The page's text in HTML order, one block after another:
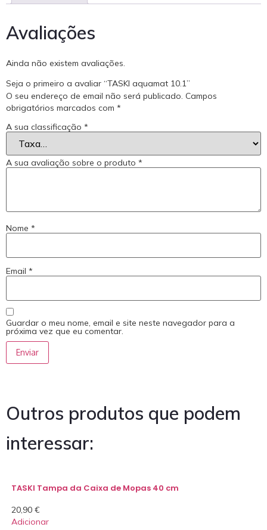
Avaliações
Ainda não existem avaliações.
Seja o primeiro a avaliar “TASKI aquamat 10.1”
O seu endereço de email não será publicado. Campos
obrigatórios marcados com *
A sua classificação *
A sua avaliação sobre o produto *
Nome *
Email *
Guardar o meu nome, email e site neste navegador para a
próxima vez que eu comentar.
Outros produtos que podem
interessar:
TASKI Tampa da Caixa de Mopas 40 cm
20,90 €
Adicionar